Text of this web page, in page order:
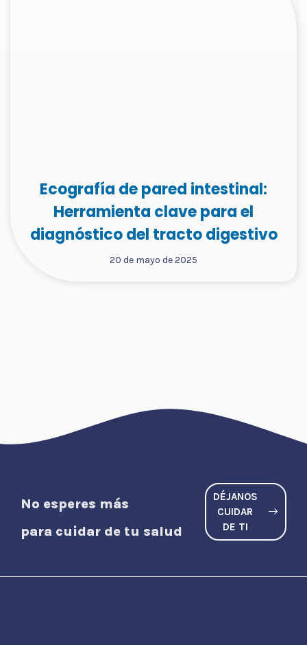
Ecografía de pared intestinal:
Herramienta clave para el
diagnóstico del tracto digestivo
20 de mayo de 2025
No esperes más
para cuidar de tu salud
DÉJANOS
CUIDAR
DE TI